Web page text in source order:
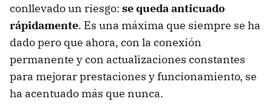
conllevado un riesgo: se queda anticuado
rápidamente. Es una máxima que siempre se ha
dado pero que ahora, con la conexión
permanente y con actualizaciones constantes
para mejorar prestaciones y funcionamiento, se
ha acentuado más que nunca.